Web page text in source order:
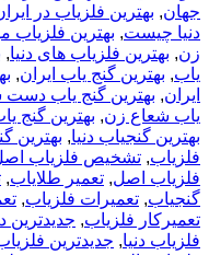
جهان, بهترین فلزیاب در
دنیا چیست, بهترین فلزیاب
زن, بهترین فلزیاب های دنیا,
یاب, بهترین گنج یاب ایران,
ایران, بهترین گنج یاب دست
یاب شعاع زن, بهترین گنج
بهترین گنجیاب دنیا, بهترین
فلزیاب, تشخیص فلزیاب
فلزیاب اصل, تعمیر طلایاب,
گنجیاب, تعمیرات فلزیاب,
تعمیرکار فلزیاب, جدیدترین
فلزیاب دنیا, جدیدترین